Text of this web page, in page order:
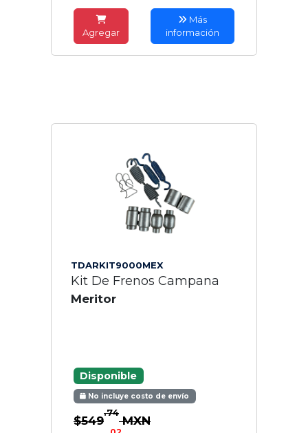
Agregar
Más
información
TDARKIT9000MEX
Kit De Frenos Campana
Meritor
Disponible
No incluye costo de envío
$549
.74
MXN